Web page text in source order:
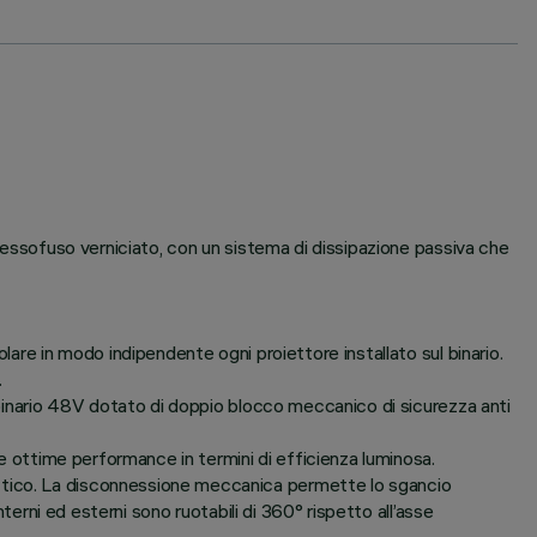
verniciato, con un sistema di dissipazione passiva che
in modo indipendente ogni proiettore installato sul binario.
48V dotato di doppio blocco meccanico di sicurezza anti
ottime performance in termini di efficienza luminosa.
La disconnessione meccanica permette lo sgancio
ed esterni sono ruotabili di 360° rispetto all’asse